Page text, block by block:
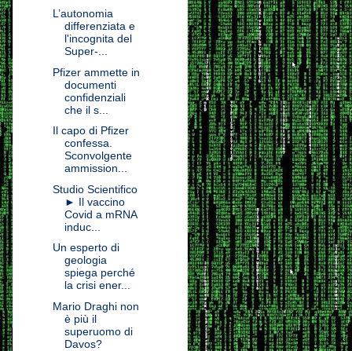
L’autonomia
differenziata e
l'incognita del
Super-...
Pfizer ammette in
documenti
confidenziali
che il s...
Il capo di Pfizer
confessa.
Sconvolgente
ammission...
Studio Scientifico
► Il vaccino
Covid a mRNA
induc...
Un esperto di
geologia
spiega perché
la crisi ener...
Mario Draghi non
è più il
superuomo di
Davos?